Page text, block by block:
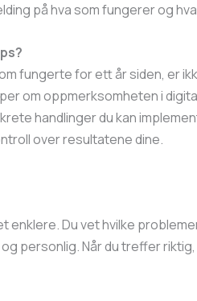
på hva som fungerer og
fungerte for ett år siden, er
om oppmerksomheten i
handlinger du kan
over resultatene dine.
enklere. Du vet hvilke
personlig. Når du treffer